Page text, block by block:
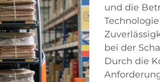
und die
bei der
Durch die